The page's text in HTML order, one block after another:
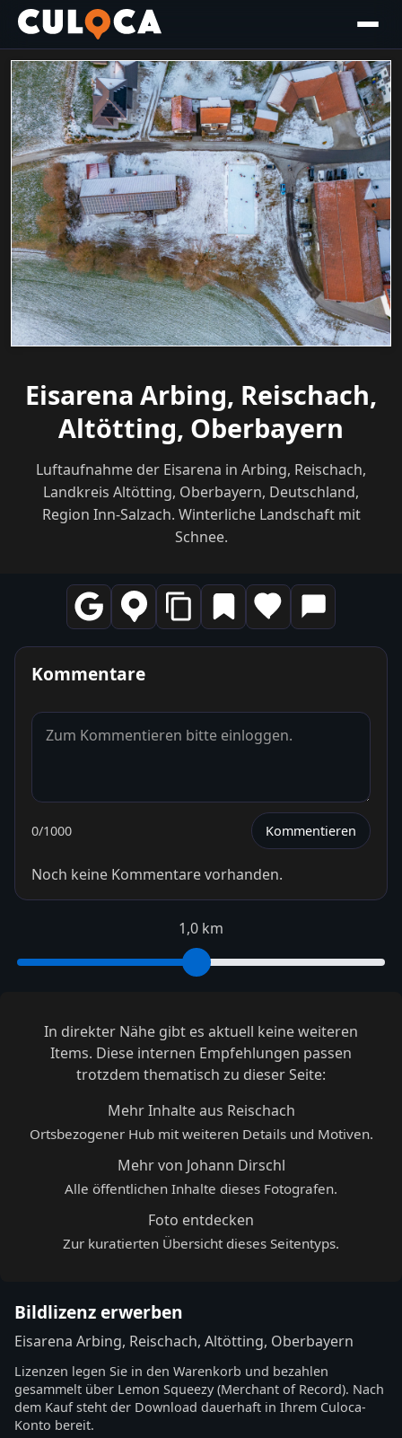
Eisarena Arbing, Reischach,
Altötting, Oberbayern
Luftaufnahme der Eisarena in Arbing, Reischach,
Landkreis Altötting, Oberbayern, Deutschland,
Region Inn-Salzach. Winterliche Landschaft mit
Schnee.
Kommentare
0/1000 Kommentieren
Noch keine Kommentare vorhanden.
1,0 km
In direkter Nähe gibt es aktuell keine weiteren
Items. Diese internen Empfehlungen passen
trotzdem thematisch zu dieser Seite:
Mehr Inhalte aus Reischach
Ortsbezogener Hub mit weiteren Details und Motiven.
Mehr von Johann Dirschl
Alle öffentlichen Inhalte dieses Fotografen.
Foto entdecken
Zur kuratierten Übersicht dieses Seitentyps.
Bildlizenz erwerben
Eisarena Arbing, Reischach, Altötting, Oberbayern
Lizenzen legen Sie in den Warenkorb und bezahlen
gesammelt über Lemon Squeezy (Merchant of Record). Nach
dem Kauf steht der Download dauerhaft in Ihrem Culoca-
Konto bereit.